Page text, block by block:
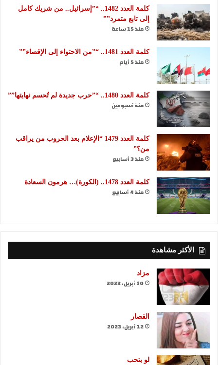
كلمة العدد 1482.. “”إسرائيل.. من شريك كامل
إلى تابع متمرد””
منذ 15 ساعة
كلمة العدد 1481.. “”من الاحتواء إلى الإقصاء””
منذ 5 أيام
كلمة العدد 1480.. “”حرب جديدة لم تُحسم نهايتها””
منذ أسبوعين
كلمة العدد 1479 “الإعلام بعد الحروب من يراقب
من؟”
منذ 3 أسابيع
كلمة العدد 1478.. (الكورة)… هرمون السعادة
منذ 4 أسابيع
الأكثر مشاهدة
مزاد
10 أبريل، 2023
القصار
12 أبريل، 2023
لو بتحب